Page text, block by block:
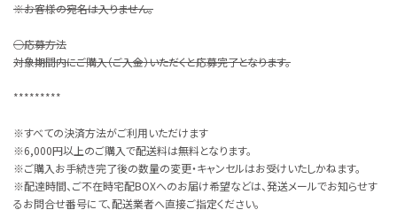
※お客様の宛名は入りません。
○応募方法
対象期間内にご購入（ご入金）いただくと応募完了となります。
*********
※すべての決済方法がご利用いただけます
※6,000円以上のご購入で配送料は無料となります。
※ご購入お手続き完了後の数量の変更・キャンセルはお受けいたしかねます。
※配達時間、ご不在時宅配BOXへのお届け希望などは、発送メールでお知らせす
るお問合せ番号にて、配送業者へ直接ご指定ください。